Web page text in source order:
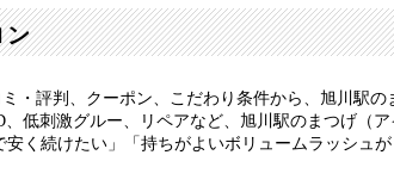
ン
・評判、クーポン、こだわり条件から、旭川駅
低刺激グルー、リペアなど、旭川駅のまつげ（
く続けたい」「持ちがよいボリュームラッシュ